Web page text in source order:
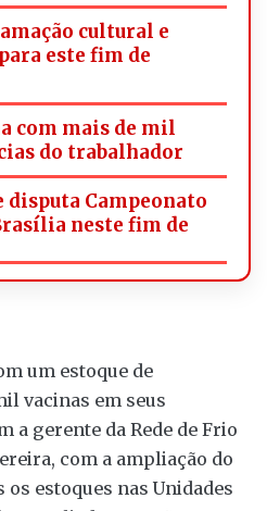
cultural e
este fim de
com mais de mil
do trabalhador
disputa Campeonato
neste fim de
um estoque de
vacinas em seus
a gerente da Rede de Frio
com a ampliação do
estoques nas Unidades